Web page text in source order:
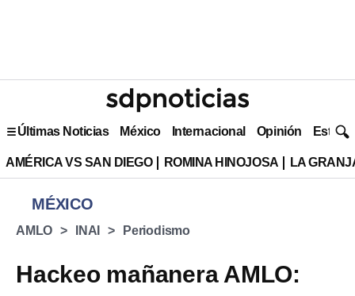
Últimas Noticias México Internacional Opinión Estilo
AMÉRICA VS SAN DIEGO ROMINA HINOJOSA LA
MÉXICO
AMLO INAI Periodismo
Hackeo mañanera AMLO: